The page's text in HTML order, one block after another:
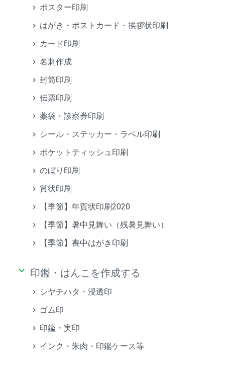
ポスター印刷
はがき・ポストカード・挨拶状印刷
カード印刷
名刺作成
封筒印刷
伝票印刷
薬袋・診察券印刷
シール・ステッカー・ラベル印刷
ポケットティッシュ印刷
のぼり印刷
賞状印刷
【季節】年賀状印刷2020
【季節】暑中見舞い（残暑見舞い）
【季節】喪中はがき印刷
keyboard_arrow_down 印鑑・はんこを作成する
シヤチハタ・浸透印
ゴム印
印鑑・実印
インク・朱肉・印鑑ケース等